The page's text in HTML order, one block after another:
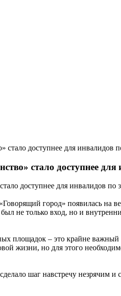
стало доступнее
доступнее для инвалидов по
город» появилась на
не только вход, но и
площадок – это крайне важный
жизни, но для этого
шаг навстречу незрячим